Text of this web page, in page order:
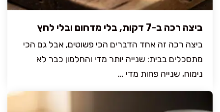
ביצה רכה ב-7 דקות, בלי מדחום ובלי לחץ
ביצה רכה זה אחד הדברים הכי פשוטים, אבל גם הכי
מתסכלים בבית: שנייה יותר מדי והחלמון כבר לא
נימוח, שנייה פחות מדי ...